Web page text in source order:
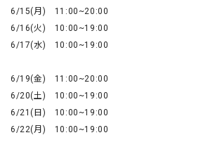
6/15(月)　11:00~20:00
6/16(火)　10:00~19:00
6/17(水)　10:00~19:00
6/19(金)　11:00~20:00
6/20(土)　10:00~19:00
6/21(日)　10:00~19:00
6/22(月)　10:00~19:00